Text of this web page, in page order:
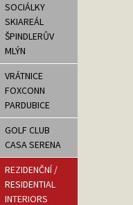
SOCIÁLKY
SKIAREÁL
ŠPINDLERŮV
MLÝN
VRÁTNICE
FOXCONN
PARDUBICE
GOLF CLUB
CASA SERENA
REZIDENČNÍ /
RESIDENTIAL
INTERIORS